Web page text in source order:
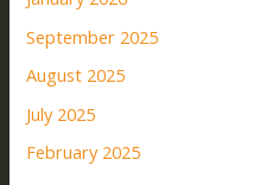
September 2025
August 2025
July 2025
February 2025